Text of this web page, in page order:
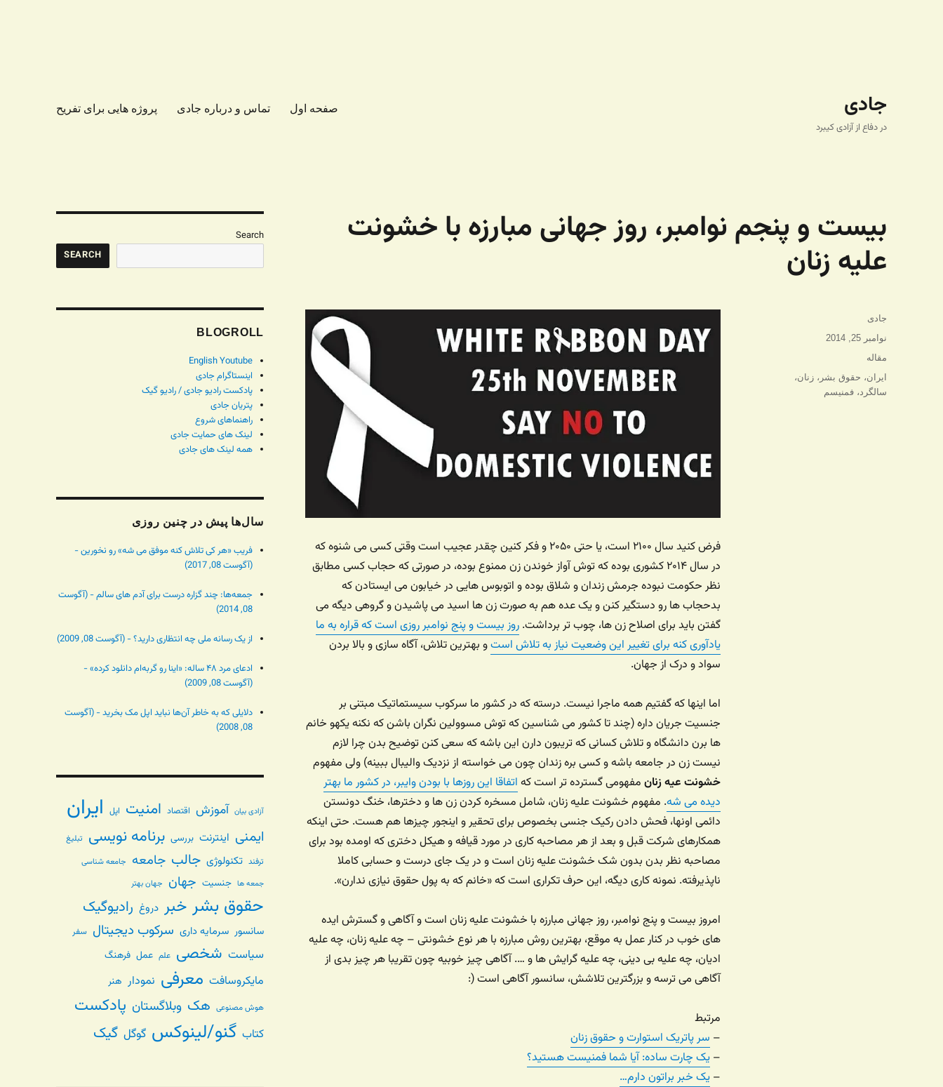
جادی
در دفاع از آزادی کیبرد
صفحه اول تماس و درباره جادی پروژه هایی برای تفریح
بیست و پنجم نوامبر، روز جهانی مبارزه با خشونت
علیه زنان
فرض کنید سال ۲۱۰۰ است، یا حتی ۲۰۵۰ و فکر کنین چقدر عجیب است وقتی کسی می شنوه که
در سال ۲۰۱۴ کشوری بوده که توش آواز خوندن زن ممنوع بوده، در صورتی که حجاب کسی مطابق
نظر حکومت نبوده جرمش زندان و شلاق بوده و اتوبوس هایی در خیابون می ایستادن که
بدحجاب ها رو دستگیر کنن و یک عده هم به صورت زن ها اسید می پاشیدن و گروهی دیگه می
گفتن باید برای اصلاح زن ها، چوب تر برداشت. روز بیست و پنج نوامبر روزی است که قراره به ما
یادآوری کنه برای تغییر این وضعیت نیاز به تلاش استو بهترین تلاش، آگاه سازی و بالا بردن
سواد و درک از جهان.
اما اینها که گفتیم همه ماجرا نیست. درسته که در کشور ما سرکوب سیستماتیک مبتنی بر
جنسیت جریان داره (چند تا کشور می شناسین که توش مسوولین نگران باشن که نکنه یکهو خانم
ها برن دانشگاه و تلاش کسانی که تریبون دارن این باشه که سعی کنن توضیح بدن چرا لازم
نیست زن در جامعه باشه و کسی بره زندان چون می خواسته از نزدیک والیبال ببینه) ولی مفهوم‌
خشونت عیه زنانمفهومی گسترده تر است که اتفاقا این روزها با بودن وایبر، در کشور ما بهتر
دیده می شه. مفهوم خشونت علیه زنان، شامل مسخره کردن زن ها و دخترها، خنگ دونستن
دائمی اونها، فحش دادن رکیک جنسی بخصوص برای تحقیر و اینجور چیزها هم هست. حتی اینکه
همکارهای شرکت قبل و بعد از هر مصاحبه کاری در مورد قیافه و هیکل دختری که اومده بود برای
مصاحبه نظر بدن بدون شک خشونت علیه زنان است و در یک جای درست و حسابی کاملا
ناپذیرفته. نمونه کاری دیگه، این حرف تکراری است که «خانم که به پول حقوق نیازی ندارن».
امروز بیست و پنج نوامبر، روز جهانی مبارزه با خشونت علیه زنان است و آگاهی و گسترش ایده
های خوب در کنار عمل به موقع، بهترین روش مبارزه با هر نوع خشونتی – چه علیه زنان، چه علیه
ادیان، چه علیه بی دینی، چه علیه گرایش ها و …. آگاهی چیز خوبیه چون تقریبا هر چیز بدی از
آگاهی می ترسه و بزرگترین تلاشش، سانسور آگاهی است (:
مرتبط
– سر پاتریک استوارت و حقوق زنان
– یک چارت ساده: آیا شما فمنیست هستید؟
– یک خبر براتون دارم…
نویسنده
جادی
ارسال
شده
نوامبر 25, 2014
دسته‌ها
مقاله
برچسب‌ها
ایران، حقوق بشر ،زنان،
سالگرد،فمنیسم
Search
SEARCH
BLOGROLL
English Youtube
اینستاگرام جادی
پادکست رادیو جادی / رادیو گیک
پتریان جادی
راهنماهای شروع
لینک های حمایت جادی
همه لینک های جادی
سال‌ها پیش در چنین روزی
فریب «هر کی تلاش کنه موفق می شه» رو نخورین -
(آگوست 08, 2017)
جمعه‌ها: چند گزاره درست برای آدم های سالم - (آگوست
08, 2014)
از یک رسانه ملی چه انتظاری دارید؟ - (آگوست 08, 2009)
ادعای مرد ۴۸ ساله: «اینا رو گربه‌ام دانلود کرده» -
(آگوست 08, 2009)
دلایلی که به خاطر آن‌ها نباید اپل مک بخرید - (آگوست
08, 2008)
آزادی بیان آموزش اقتصاد امنیت اپل ایران
ایمنی اینترنت بررسی برنامه نویسی تبلیغ
ترفند تکنولوژی جالب جامعه جامعه شناسی
جمعه ها جنسیت جهان جهان بهتر
حقوق بشر خبر دروغ رادیوگیک
سانسور سرمایه داری سرکوب دیجیتال سفر
سیاست شخصی علم عمل فرهنگ
مایکروسافت معرفی نمودار هنر
هوش مصنوعی هک وبلاگستان پادکست
کتاب گنو/لینوکس گوگل گیک